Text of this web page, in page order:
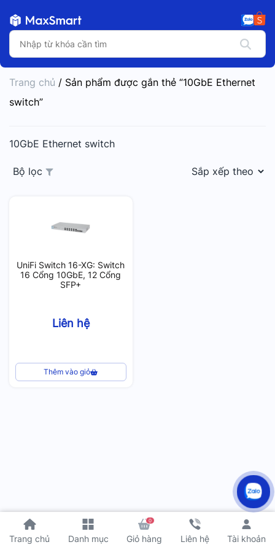
Trang chủ Danh mục
0
Giỏ hàng Liên hệ Tài khoản
Trang chủ / Sản phẩm được gắn thẻ “10GbE Ethernet
switch”
10GbE Ethernet switch
Bộ lọc
UniFi Switch 16-XG: Switch
16 Cổng 10GbE, 12 Cổng
SFP+
Liên hệ
Thêm vào giỏ